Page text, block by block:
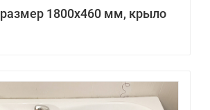
1800х460 мм, крыло